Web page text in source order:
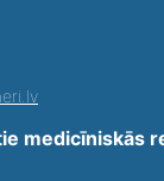
medicīniskās